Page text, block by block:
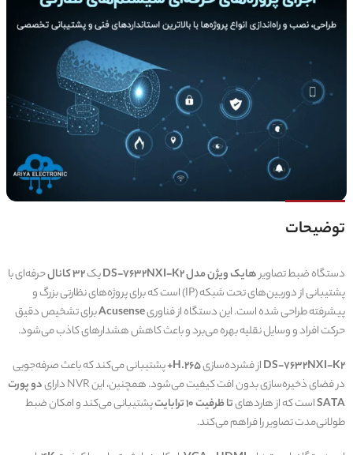
توضیحات
دستگاه ضبط تصاویرهایک ویژن مدل DS-7632NXI-K2 یک32 کانال
حرفه‌ای با
پشتیبانی از دوربین‌های تحت شبکه (IP) است که برای پروژه‌های نظارتی بزرگ و
پیشرفته طراحی شده است. این دستگاه از فناوریAcusenseبرای تشخیص دقیق
حرکت افراد و وسایل نقلیه بهره می‌برد و باعث کاهش هشدارهای کاذب می‌شود.
DS-7632NXI-K2از فشرده‌سازیH.265+ پشتیبانی می‌کند که باعث صرفه‌جویی
در فضای ذخیره‌سازی بدون افت کیفیت می‌شود. همچنین، این NVR دارای
دو پورت
SATAاست که از هاردهایتا ظرفیت 10 ترابایت
پشتیبانی می‌کند و امکان ضبط
طولانی‌مدت تصاویر را فراهم می‌کند.